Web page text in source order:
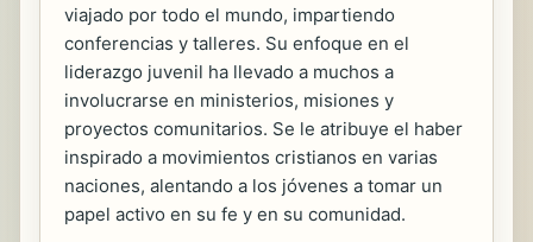
viajado por todo el mundo, impartiendo
conferencias y talleres. Su enfoque en el
liderazgo juvenil ha llevado a muchos a
involucrarse en ministerios, misiones y
proyectos comunitarios. Se le atribuye el haber
inspirado a movimientos cristianos en varias
naciones, alentando a los jóvenes a tomar un
papel activo en su fe y en su comunidad.